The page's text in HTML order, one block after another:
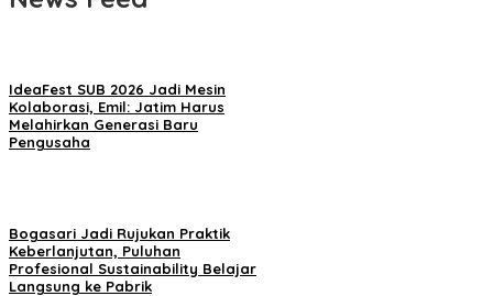
IdeaFest SUB 2026 Jadi Mesin
Kolaborasi, Emil: Jatim Harus
Melahirkan Generasi Baru
Pengusaha
Bogasari Jadi Rujukan Praktik
Keberlanjutan, Puluhan
Profesional Sustainability Belajar
Langsung ke Pabrik